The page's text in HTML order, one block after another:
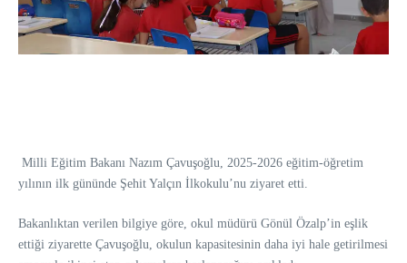
Milli Eğitim Bakanı Nazım Çavuşoğlu, 2025-2026 eğitim-öğretim
yılının ilk gününde Şehit Yalçın İlkokulu’nu ziyaret etti.
Bakanlıktan verilen bilgiye göre, okul müdürü Gönül Özalp’in eşlik
ettiği ziyarette Çavuşoğlu, okulun kapasitesinin daha iyi hale getirilmesi